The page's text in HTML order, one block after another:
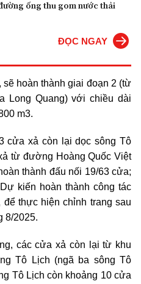
ống thu gom nước thải
ĐỌC NGAY
hoàn thành giai đoạn 2 (từ
Long Quang) với chiều dài
m3.
cửa xả còn lại dọc sông Tô
từ đường Hoàng Quốc Việt
thành đấu nối 19/63 cửa;
kiến hoàn thành công tác
để thực hiện chỉnh trang sau
8/2025.
các cửa xả còn lại từ khu
Tô Lịch (ngã ba sông Tô
Tô Lịch còn khoảng 10 cửa